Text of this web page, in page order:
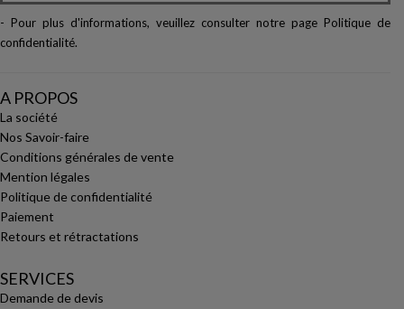
- Pour plus d'informations, veuillez consulter notre page Politique de
confidentialité.
A PROPOS
La société
Nos Savoir-faire
Conditions générales de vente
Mention légales
Politique de confidentialité
Paiement
Retours et rétractations
SERVICES
Demande de devis